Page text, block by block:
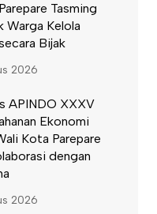
Tasming
Warga Kelola
Bijak
2026
APINDO XXXV
Ekonomi
Kota Parepare
dengan
2026